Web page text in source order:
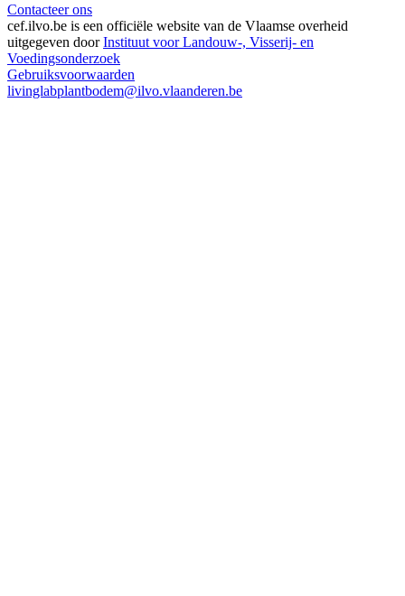
Contacteer ons
cef.ilvo.be is een officiële website van de Vlaamse overheid
uitgegeven doorInstituut voor Landouw-, Visserij- en
Voedingsonderzoek
Gebruiksvoorwaarden
livinglabplantbodem@ilvo.vlaanderen.be